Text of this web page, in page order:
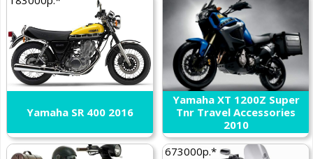
Yamaha SR 400 2016
Yamaha XT 1200Z Super
Tnr Travel Accessories
2010
673000р.*